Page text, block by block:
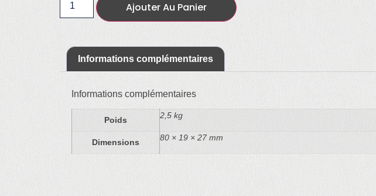
Ajouter Au Panier
Informations complémentaires
Informations complémentaires
Poids 2,5 kg
Dimensions 80 × 19 × 27 mm